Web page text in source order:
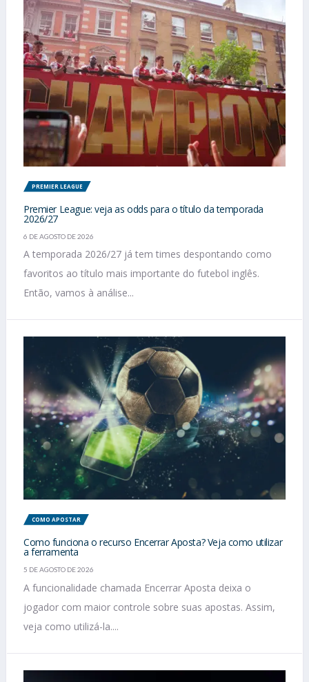
PREMIER LEAGUE
Premier League: veja as odds para o título da temporada
2026/27
6 DE AGOSTO DE 2026
A temporada 2026/27 já tem times despontando como
favoritos ao título mais importante do futebol inglês.
Então, vamos à análise...
COMO APOSTAR
Como funciona o recurso Encerrar Aposta? Veja como utilizar
a ferramenta
5 DE AGOSTO DE 2026
A funcionalidade chamada Encerrar Aposta deixa o
jogador com maior controle sobre suas apostas. Assim,
veja como utilizá-la....